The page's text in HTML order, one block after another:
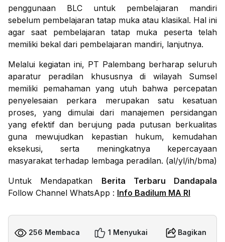
penggunaan BLC untuk pembelajaran mandiri
sebelum pembelajaran tatap muka atau klasikal. Hal ini
agar saat pembelajaran tatap muka peserta telah
memiliki bekal dari pembelajaran mandiri, lanjutnya.
Melalui kegiatan ini, PT Palembang berharap seluruh
aparatur peradilan khususnya di wilayah Sumsel
memiliki pemahaman yang utuh bahwa percepatan
penyelesaian perkara merupakan satu kesatuan
proses, yang dimulai dari manajemen persidangan
yang efektif dan berujung pada putusan berkualitas
guna mewujudkan kepastian hukum, kemudahan
eksekusi, serta meningkatnya kepercayaan
masyarakat terhadap lembaga peradilan. (al/yl/ih/bma)
Untuk Mendapatkan Berita Terbaru Dandapala
Follow Channel WhatsApp : Info Badilum MA RI
256 Membaca 1 Menyukai Bagikan